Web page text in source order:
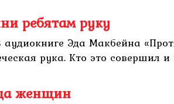
ребятам руку
Эда Макбейна
рука. Кто это совершил
женщин